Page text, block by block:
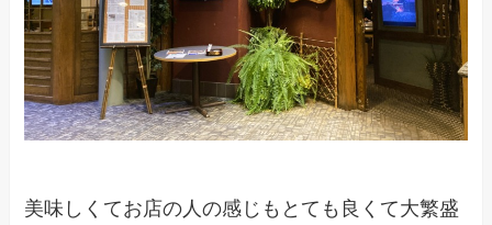
美味しくてお店の人の感じもとても良くて大繁盛